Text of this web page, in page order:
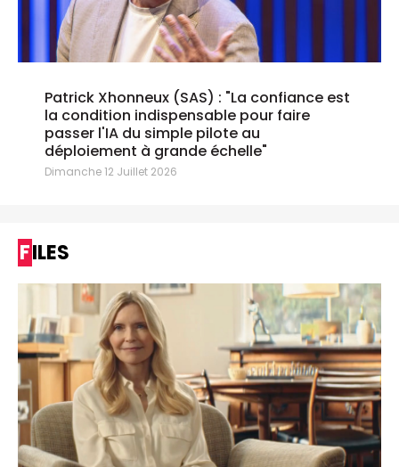
Patrick Xhonneux (SAS) : "La confiance est
la condition indispensable pour faire
passer l'IA du simple pilote au
déploiement à grande échelle"
Dimanche 12 Juillet 2026
FILES